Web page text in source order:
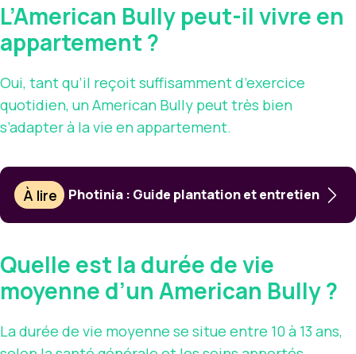
L’American Bully peut-il vivre en
appartement ?
Oui, tant qu’il reçoit suffisamment d’exercice
quotidien, un American Bully peut très bien
s’adapter à la vie en appartement.
À lire Photinia : Guide plantation et entretien
Quelle est la durée de vie
moyenne d’un American Bully ?
La durée de vie moyenne se situe entre 10 à 13 ans,